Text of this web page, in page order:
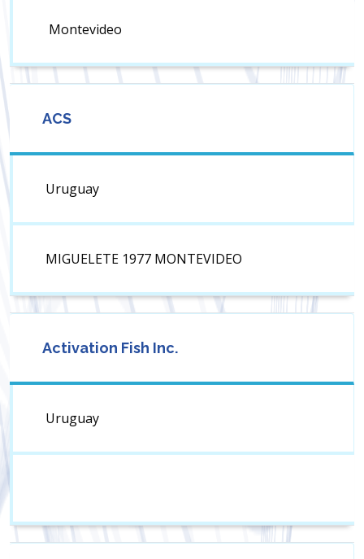
Montevideo
ACS
Uruguay
MIGUELETE 1977 MONTEVIDEO
Activation Fish Inc.
Uruguay